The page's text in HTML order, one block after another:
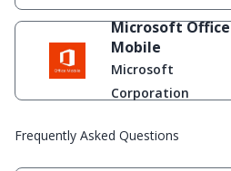
Microsoft Office
Mobile
Microsoft
Corporation
Frequently Asked Questions